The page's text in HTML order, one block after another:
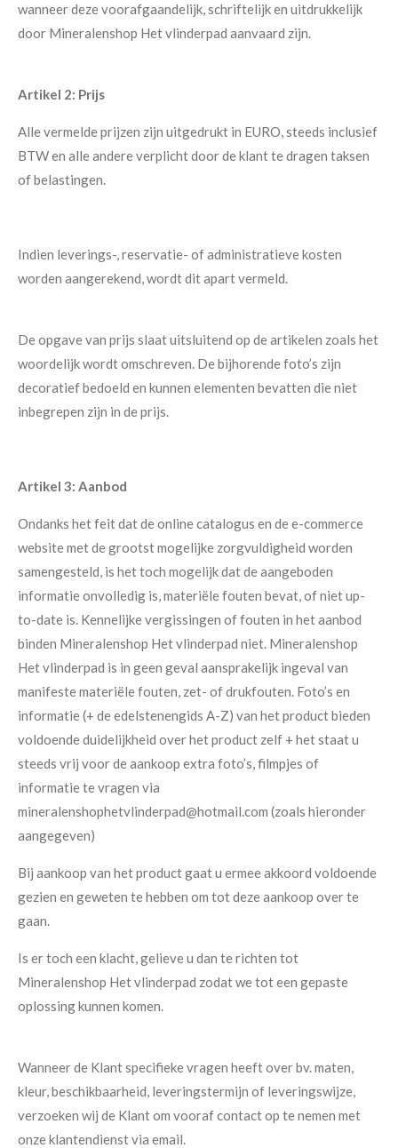
wanneer deze voorafgaandelijk, schriftelijk en uitdrukkelijk
door Mineralenshop Het vlinderpad aanvaard zijn.
Artikel 2: Prijs
Alle vermelde prijzen zijn uitgedrukt in EURO, steeds inclusief
BTW en alle andere verplicht door de klant te dragen taksen
of belastingen.
Indien leverings-, reservatie- of administratieve kosten
worden aangerekend, wordt dit apart vermeld.
De opgave van prijs slaat uitsluitend op de artikelen zoals het
woordelijk wordt omschreven. De bijhorende foto’s zijn
decoratief bedoeld en kunnen elementen bevatten die niet
inbegrepen zijn in de prijs.
Artikel 3: Aanbod
Ondanks het feit dat de online catalogus en de e-commerce
website met de grootst mogelijke zorgvuldigheid worden
samengesteld, is het toch mogelijk dat de aangeboden
informatie onvolledig is, materiële fouten bevat, of niet up-
to-date is. Kennelijke vergissingen of fouten in het aanbod
binden Mineralenshop Het vlinderpad niet. Mineralenshop
Het vlinderpad is in geen geval aansprakelijk ingeval van
manifeste materiële fouten, zet- of drukfouten. Foto’s en
informatie (+ de edelstenengids A-Z) van het product bieden
voldoende duidelijkheid over het product zelf + het staat u
steeds vrij voor de aankoop extra foto’s, filmpjes of
informatie te vragen via
mineralenshophetvlinderpad@hotmail.com (zoals hieronder
aangegeven)
Bij aankoop van het product gaat u ermee akkoord voldoende
gezien en geweten te hebben om tot deze aankoop over te
gaan.
Is er toch een klacht, gelieve u dan te richten tot
Mineralenshop Het vlinderpad zodat we tot een gepaste
oplossing kunnen komen.
Wanneer de Klant specifieke vragen heeft over bv. maten,
kleur, beschikbaarheid, leveringstermijn of leveringswijze,
verzoeken wij de Klant om vooraf contact op te nemen met
onze klantendienst via email.